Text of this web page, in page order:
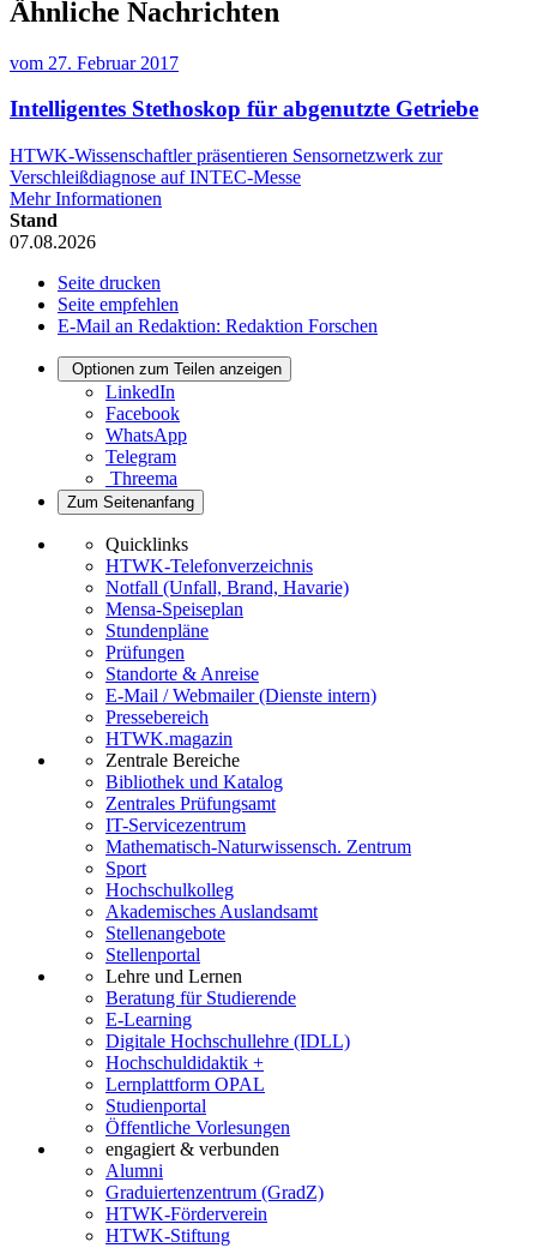
Ähnliche Nachrichten
vom 27. Februar 2017
Intelligentes Stethoskop für abgenutzte Getriebe
HTWK-Wissenschaftler präsentieren Sensornetzwerk zur
Verschleißdiagnose auf INTEC-Messe
Mehr Informationen
Stand
07.08.2026
Seite drucken
Seite empfehlen
E-Mail an Redaktion: Redaktion Forschen
Optionen zum Teilen anzeigen
LinkedIn
Facebook
WhatsApp
Telegram
Threema
Zum Seitenanfang
Quicklinks
HTWK-Telefonverzeichnis
Notfall (Unfall, Brand, Havarie)
Mensa-Speiseplan
Stundenpläne
Prüfungen
Standorte & Anreise
E-Mail / Webmailer (Dienste intern)
Pressebereich
HTWK.magazin
Zentrale Bereiche
Bibliothek und Katalog
Zentrales Prüfungsamt
IT-Servicezentrum
Mathematisch-Naturwissensch. Zentrum
Sport
Hochschulkolleg
Akademisches Auslandsamt
Stellenangebote
Stellenportal
Lehre und Lernen
Beratung für Studierende
E-Learning
Digitale Hochschullehre (IDLL)
Hochschuldidaktik +
Lernplattform OPAL
Studienportal
Öffentliche Vorlesungen
engagiert & verbunden
Alumni
Graduiertenzentrum (GradZ)
HTWK-Förderverein
HTWK-Stiftung